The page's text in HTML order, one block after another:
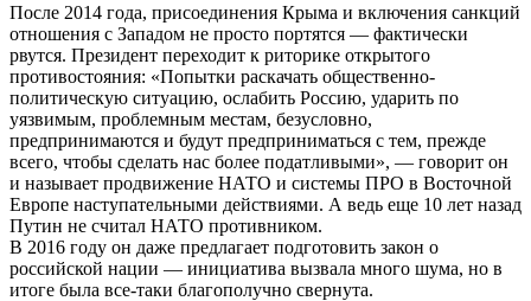
После 2014 года, присоединения Крыма и включения санкций
отношения с Западом не просто портятся — фактически
рвутся. Президент переходит к риторике открытого
противостояния: «Попытки раскачать общественно-
политическую ситуацию, ослабить Россию, ударить по
уязвимым, проблемным местам, безусловно,
предпринимаются и будут предприниматься с тем, прежде
всего, чтобы сделать нас более податливыми», — говорит он
и называет продвижение НАТО и системы ПРО в Восточной
Европе наступательными действиями. А ведь еще 10 лет назад
Путин не считал НАТО противником.
В 2016 году он даже предлагает подготовить закон о
российской нации — инициатива вызвала много шума, но в
итоге была все-таки благополучно свернута.